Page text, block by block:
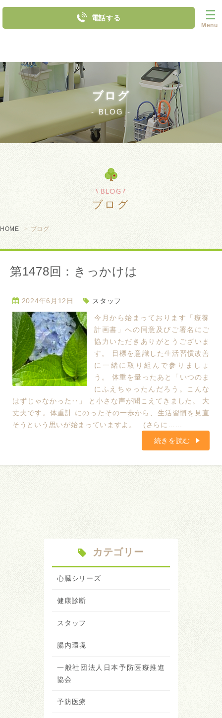
電話する
Menu
ブログ
BLOG
BLOG
ブログ
HOME ブログ
第1478回：きっかけは
2024年6月12日 スタッフ
今月から始まっております「療養
計画書」への同意及びご署名にご
協力いただきありがとうございま
す。 目標を意識した生活習慣改善
に一緒に取り組んで参りましょ
う。 体重を量ったあと「いつのま
にふえちゃったんだろう。こんな
はずじゃなかった‥」 と小さな声が聞こえてきました。 大
丈夫です。体重計 にのったその一歩から、生活習慣を見直
そうという思いが始まっていますよ。 (さらに…...
続きを読む
カテゴリー
心臓シリーズ
健康診断
スタッフ
腸内環境
一般社団法人日本予防医療推進
協会
予防医療